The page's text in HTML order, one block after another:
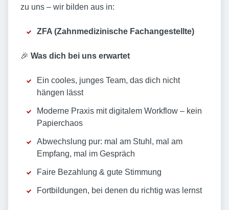
zu uns – wir bilden aus in:
ZFA (Zahnmedizinische Fachangestellte)
🎉 Was dich bei uns erwartet
Ein cooles, junges Team, das dich nicht
hängen lässt
Moderne Praxis mit digitalem Workflow – kein
Papierchaos
Abwechslung pur: mal am Stuhl, mal am
Empfang, mal im Gespräch
Faire Bezahlung & gute Stimmung
Fortbildungen, bei denen du richtig was lernst